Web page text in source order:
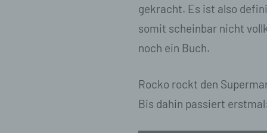
gekracht. Es ist also
somit scheinbar nicht
noch ein Buch.
Rocko rockt den
Bis dahin passiert erstmal:
e)